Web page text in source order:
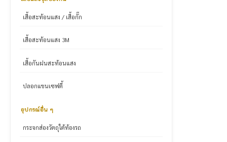
เสื้อสะท้อนแสง / เสื้อกั๊ก
เสื้อสะท้อนแสง 3M
เสื้อกันฝนสะท้อนแสง
ปลอกแขนเซฟตี้
อุปกรณ์อื่น ๆ
กระจกส่องวัตถุใต้ท้องรถ